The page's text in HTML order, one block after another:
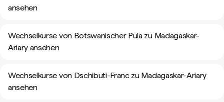
ansehen
Wechselkurse von Botswanischer Pula zu Madagaskar-
Ariary ansehen
Wechselkurse von Dschibuti-Franc zu Madagaskar-Ariary
ansehen